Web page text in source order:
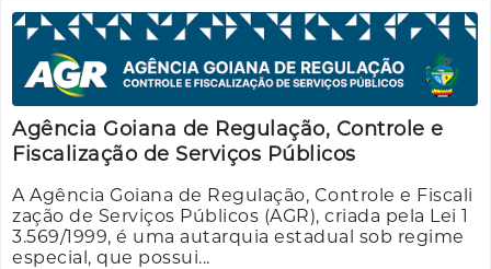
Agência Goiana de Regulação, Controle e
Fiscalização de Serviços Públicos
A Agência Goiana de Regulação, Controle e Fiscali
zação de Serviços Públicos (AGR), criada pela Lei 1
3.569/1999, é uma autarquia estadual sob regime
especial, que possui...